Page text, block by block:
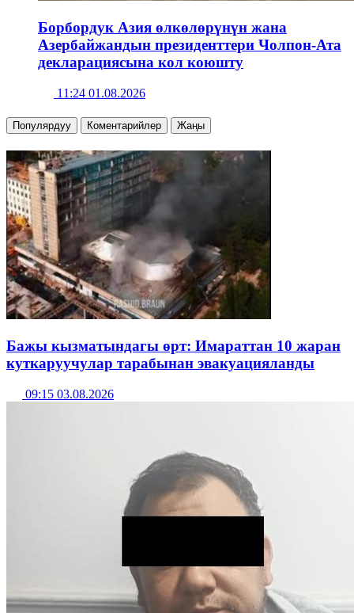
Борбордук Азия өлкөлөрүнүн жана
Азербайжандын президенттери Чолпон-Ата
декларациясына кол коюшту
11:24 01.08.2026
Популярдуу Коментарийлер Жаңы
Бажы кызматындагы өрт: Имараттан 10 жаран
куткаруучулар тарабынан эвакуацияланды
09:15 03.08.2026